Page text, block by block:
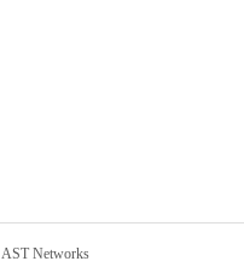
AST Networks